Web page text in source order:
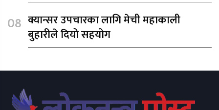
क्यान्सर उपचारका लागि मेची महाकाली
बुहारीले दियो सहयोग